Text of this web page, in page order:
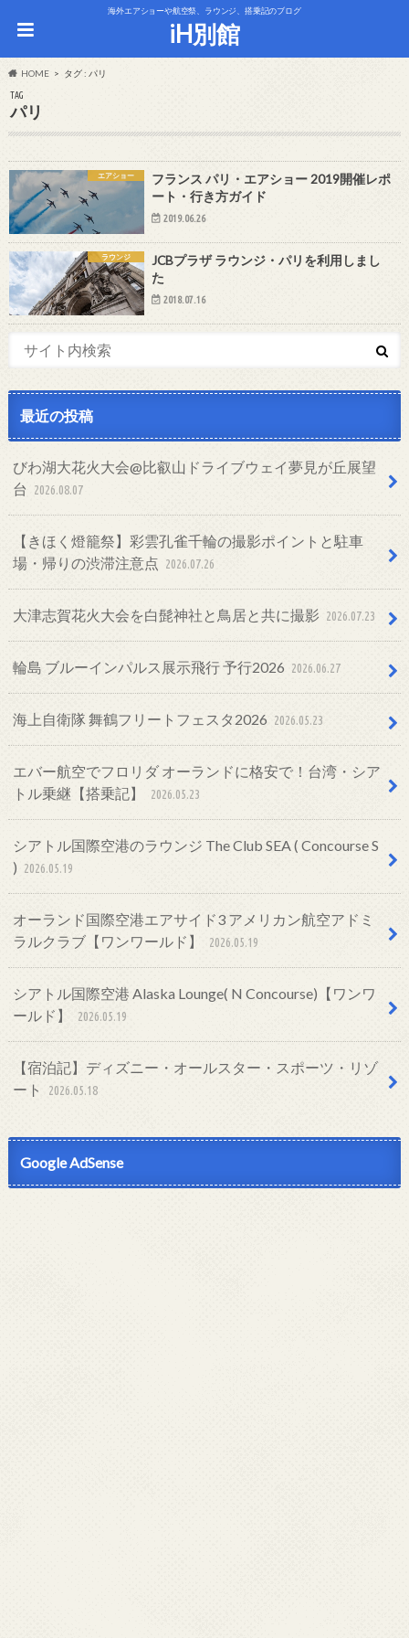
海外エアショーや航空祭、ラウンジ、搭乗記のブログ
iH別館
HOME タグ : パリ
TAG
パリ
エアショー
フランス パリ・エアショー 2019開催レポ
ート・行き方ガイド
2019.06.26
ラウンジ
JCBプラザ ラウンジ・パリを利用しまし
た
2018.07.16
最近の投稿
びわ湖大花火大会@比叡山ドライブウェイ夢見が丘展望
台
2026.08.07
【きほく燈籠祭】彩雲孔雀千輪の撮影ポイントと駐車
場・帰りの渋滞注意点 2026.07.26
大津志賀花火大会を白髭神社と鳥居と共に撮影 2026.07.23
輪島 ブルーインパルス展示飛行 予行2026 2026.06.27
海上自衛隊 舞鶴フリートフェスタ2026 2026.05.23
エバー航空でフロリダ オーランドに格安で！台湾・シア
トル乗継【搭乗記】
2026.05.23
シアトル国際空港のラウンジ The Club SEA ( Concourse S
) 2026.05.19
オーランド国際空港エアサイド3 アメリカン航空アドミ
ラルクラブ【ワンワールド】
2026.05.19
シアトル国際空港 Alaska Lounge( N Concourse)【ワンワ
ールド】
2026.05.19
【宿泊記】ディズニー・オールスター・スポーツ・リゾ
ート
2026.05.18
Google AdSense